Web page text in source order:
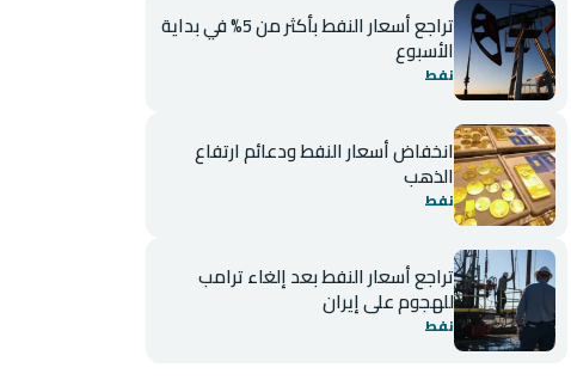
تراجع أسعار النفط بأكثر من 5% في بداية
الأسبوع
نفط
انخفاض أسعار النفط ودعائم ارتفاع
الذهب
نفط
تراجع أسعار النفط بعد إلغاء ترامب
للهجوم على إيران
نفط